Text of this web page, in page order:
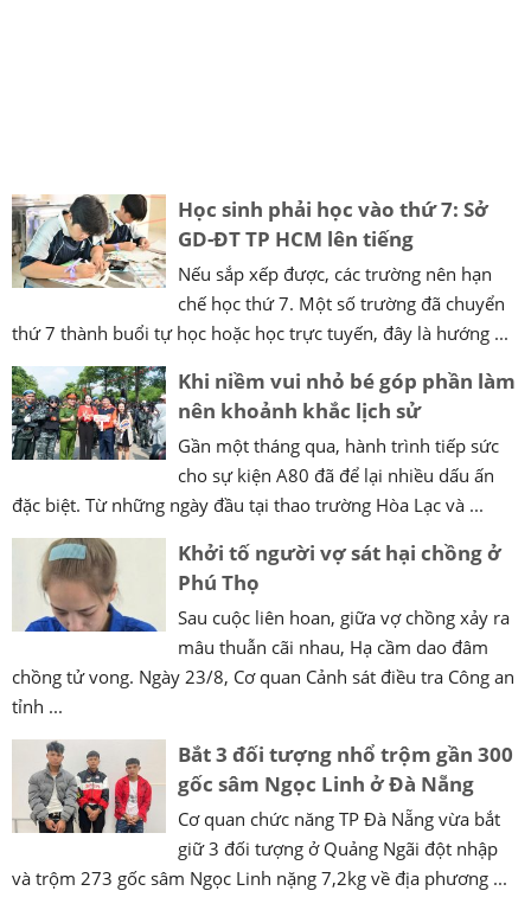
Học sinh phải học vào thứ 7: Sở
GD-ĐT TP HCM lên tiếng
Nếu sắp xếp được, các trường nên hạn
chế học thứ 7. Một số trường đã chuyển
thứ 7 thành buổi tự học hoặc học trực tuyến, đây là hướng ...
Khi niềm vui nhỏ bé góp phần làm
nên khoảnh khắc lịch sử
Gần một tháng qua, hành trình tiếp sức
cho sự kiện A80 đã để lại nhiều dấu ấn
đặc biệt. Từ những ngày đầu tại thao trường Hòa Lạc và ...
Khởi tố người vợ sát hại chồng ở
Phú Thọ
Sau cuộc liên hoan, giữa vợ chồng xảy ra
mâu thuẫn cãi nhau, Hạ cầm dao đâm
chồng tử vong. Ngày 23/8, Cơ quan Cảnh sát điều tra Công an
tỉnh ...
Bắt 3 đối tượng nhổ trộm gần 300
gốc sâm Ngọc Linh ở Đà Nẵng
Cơ quan chức năng TP Đà Nẵng vừa bắt
giữ 3 đối tượng ở Quảng Ngãi đột nhập
và trộm 273 gốc sâm Ngọc Linh nặng 7,2kg về địa phương ...